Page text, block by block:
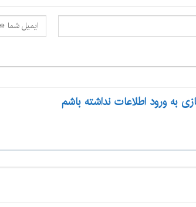
به ورود اطلاعات نداشته باشم